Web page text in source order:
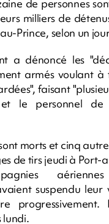
de personnes
milliers de
Prince, selon un
a dénoncé les
armés voulant
faisant
le personnel de
morts et cinq
de tirs jeudi à Port-
suspendu leur
lundi.